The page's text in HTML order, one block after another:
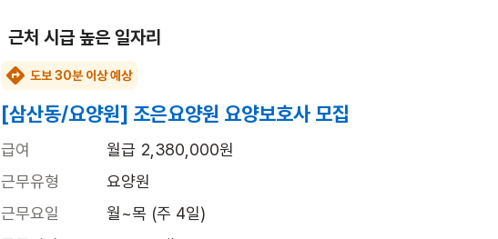
근처 시급 높은 일자리
도보 30분 이상 예상
[삼산동/요양원] 조은요양원 요양보호사 모집
급여
월급 2,380,000원
근무유형
요양원
근무요일
월~목 (주 4일)